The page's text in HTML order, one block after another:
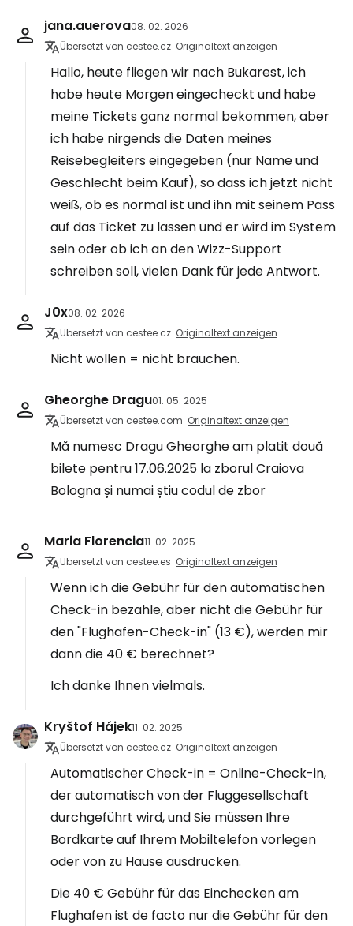
jana.auerova08. 02. 2026
Übersetzt von cestee.cz Originaltext anzeigen
Hallo, heute fliegen wir nach Bukarest, ich
habe heute Morgen eingecheckt und habe
meine Tickets ganz normal bekommen, aber
ich habe nirgends die Daten meines
Reisebegleiters eingegeben (nur Name und
Geschlecht beim Kauf), so dass ich jetzt nicht
weiß, ob es normal ist und ihn mit seinem Pass
auf das Ticket zu lassen und er wird im System
sein oder ob ich an den Wizz-Support
schreiben soll, vielen Dank für jede Antwort.
J0x08. 02. 2026
Übersetzt von cestee.cz Originaltext anzeigen
Nicht wollen = nicht brauchen.
Gheorghe Dragu01. 05. 2025
Übersetzt von cestee.com Originaltext anzeigen
Mă numesc Dragu Gheorghe am platit două
bilete pentru 17.06.2025 la zborul Craiova
Bologna și numai știu codul de zbor
Maria Florencia11. 02. 2025
Übersetzt von cestee.es Originaltext anzeigen
Wenn ich die Gebühr für den automatischen
Check-in bezahle, aber nicht die Gebühr für
den "Flughafen-Check-in" (13 €), werden mir
dann die 40 € berechnet?
Ich danke Ihnen vielmals.
Kryštof Hájek11. 02. 2025
Übersetzt von cestee.cz Originaltext anzeigen
Automatischer Check-in = Online-Check-in,
der automatisch von der Fluggesellschaft
durchgeführt wird, und Sie müssen Ihre
Bordkarte auf Ihrem Mobiltelefon vorlegen
oder von zu Hause ausdrucken.
Die 40 € Gebühr für das Einchecken am
Flughafen ist de facto nur die Gebühr für den